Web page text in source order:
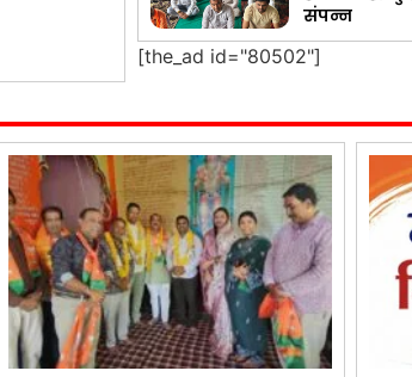
संपन्न
[the_ad id="80502"]